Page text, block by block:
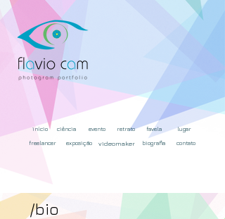
início ciência evento
retrato
freelancer
exposição videomaker
favela
biografia
lugar
contato
/bio